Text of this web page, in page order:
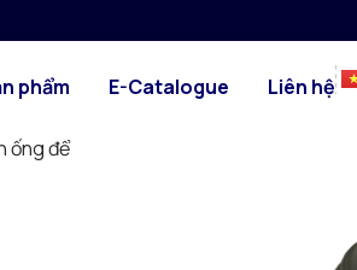
phẩm E-Catalogue Liên hệ
mái.
vành
sử
ống để